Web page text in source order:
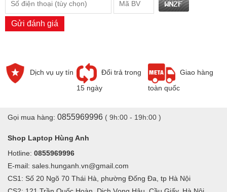
Gửi đánh giá
Dịch vụ uy tín
Đổi trả trong
15 ngày
Giao hàng
toàn quốc
Gọi mua hàng: 0855969996 ( 9h:00 - 19h:00 )
Shop Laptop Hùng Anh
Hotline: 0855969996
E-mail: sales.hunganh.vn@gmail.com
CS1: Số 20 Ngõ 70 Thái Hà, phường Đống Đa, tp Hà Nội
CS2: 121 Trần Quốc Hoàn, Dịch Vọng Hậu, Cầu Giấy, Hà Nội